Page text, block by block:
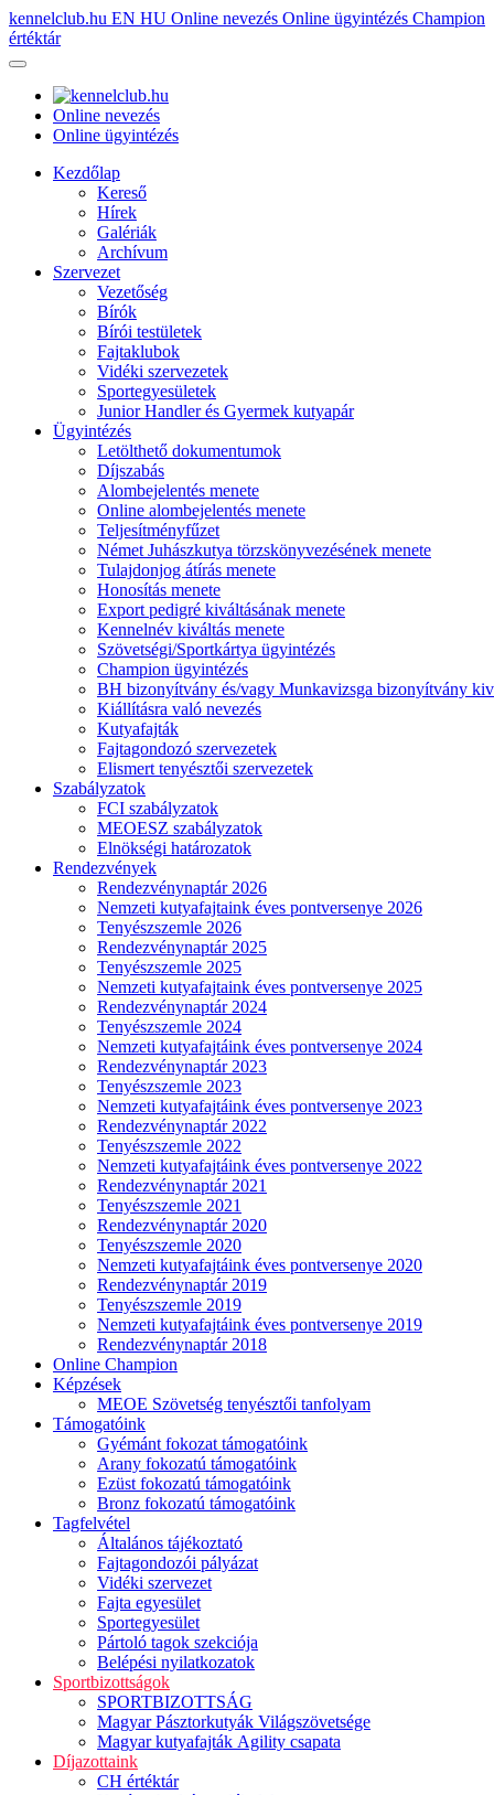
kennelclub.hu EN HU Online nevezés Online ügyintézés Champion
értéktár
Online nevezés
Online ügyintézés
Kezdőlap
Kereső
Hírek
Galériák
Archívum
Szervezet
Vezetőség
Bírók
Bírói testületek
Fajtaklubok
Vidéki szervezetek
Sportegyesületek
Junior Handler és Gyermek kutyapár
Ügyintézés
Letölthető dokumentumok
Díjszabás
Alombejelentés menete
Online alombejelentés menete
Teljesítményfűzet
Német Juhászkutya törzskönyvezésének menete
Tulajdonjog átírás menete
Honosítás menete
Export pedigré kiváltásának menete
Kennelnév kiváltás menete
Szövetségi/Sportkártya ügyintézés
Champion ügyintézés
BH bizonyítvány és/vagy Munkavizsga bizonyítvány
Kiállításra való nevezés
Kutyafajták
Fajtagondozó szervezetek
Elismert tenyésztői szervezetek
Szabályzatok
FCI szabályzatok
MEOESZ szabályzatok
Elnökségi határozatok
Rendezvények
Rendezvénynaptár 2026
Nemzeti kutyafajtaink éves pontversenye 2026
Tenyészszemle 2026
Rendezvénynaptár 2025
Tenyészszemle 2025
Nemzeti kutyafajtaink éves pontversenye 2025
Rendezvénynaptár 2024
Tenyészszemle 2024
Nemzeti kutyafajtáink éves pontversenye 2024
Rendezvénynaptár 2023
Tenyészszemle 2023
Nemzeti kutyafajtáink éves pontversenye 2023
Rendezvénynaptár 2022
Tenyészszemle 2022
Nemzeti kutyafajtáink éves pontversenye 2022
Rendezvénynaptár 2021
Tenyészszemle 2021
Rendezvénynaptár 2020
Tenyészszemle 2020
Nemzeti kutyafajtáink éves pontversenye 2020
Rendezvénynaptár 2019
Tenyészszemle 2019
Nemzeti kutyafajtáink éves pontversenye 2019
Rendezvénynaptár 2018
Online Champion
Képzések
MEOE Szövetség tenyésztői tanfolyam
Támogatóink
Gyémánt fokozat támogatóink
Arany fokozatú támogatóink
Ezüst fokozatú támogatóink
Bronz fokozatú támogatóink
Tagfelvétel
Általános tájékoztató
Fajtagondozói pályázat
Vidéki szervezet
Fajta egyesület
Sportegyesület
Pártoló tagok szekciója
Belépési nyilatkozatok
Sportbizottságok
SPORTBIZOTTSÁG
Magyar Pásztorkutyák Világszövetsége
Magyar kutyafajták Agility csapata
Díjazottaink
CH értéktár